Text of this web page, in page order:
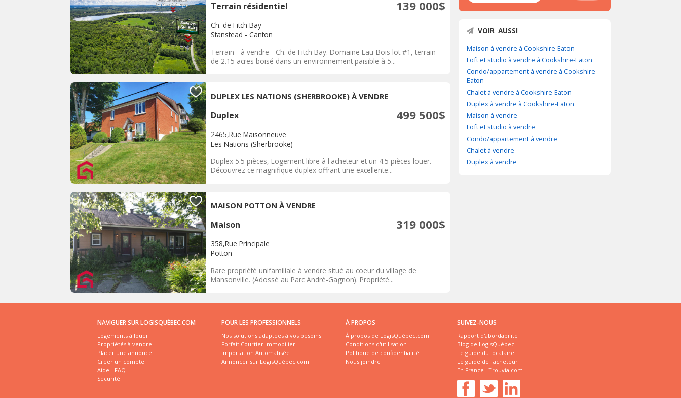
Terrain résidentiel 139 000$
Ch. de Fitch Bay
Stanstead - Canton
Terrain - à vendre - Ch. de Fitch Bay. Domaine Eau-Bois lot #1, terrain
de 2.15 acres boisé dans un environnement paisible à 5...
DUPLEX LES NATIONS (SHERBROOKE) À VENDRE
Duplex 499 500$
2465,Rue Maisonneuve
Les Nations (Sherbrooke)
Duplex 5.5 pièces, Logement libre à l'acheteur et un 4.5 pièces louer.
Découvrez ce magnifique duplex offrant une excellente...
MAISON POTTON À VENDRE
Maison 319 000$
358,Rue Principale
Potton
Rare propriété unifamiliale à vendre situé au coeur du village de
Mansonville. (Adossé au Parc André-Gagnon). Propriété...
VOIR AUSSI
Maison à vendre à Cookshire-Eaton
Loft et studio à vendre à Cookshire-Eaton
Condo/appartement à vendre à Cookshire-
Eaton
Chalet à vendre à Cookshire-Eaton
Duplex à vendre à Cookshire-Eaton
Maison à vendre
Loft et studio à vendre
Condo/appartement à vendre
Chalet à vendre
Duplex à vendre
NAVIGUER SUR LOGISQUÉBEC.COM
Logements à louer
Propriétés à vendre
Placer une annonce
Créer un compte
Aide - FAQ
Sécurité
POUR LES PROFESSIONNELS
Nos solutions adaptées à vos besoins
Forfait Courtier Immobilier
Importation Automatisée
Annoncer sur LogisQuébec.com
À PROPOS
À propos de LogisQuébec.com
Conditions d'utilisation
Politique de confidentialité
Nous joindre
SUIVEZ-NOUS
Rapport d'abordabilité
Blog de LogisQuébec
Le guide du locataire
Le guide de l'acheteur
En France : Trouvia.com